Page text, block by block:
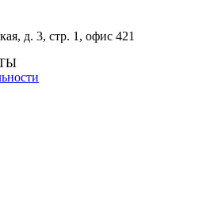
д. 3, стр. 1, офис 421